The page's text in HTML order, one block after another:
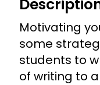
Motivating
some
students to
of writing to